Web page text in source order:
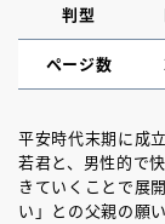
判型
ページ数
平安時代末期に成
若君と、男性的で
きていくことで展
い」との父親の願